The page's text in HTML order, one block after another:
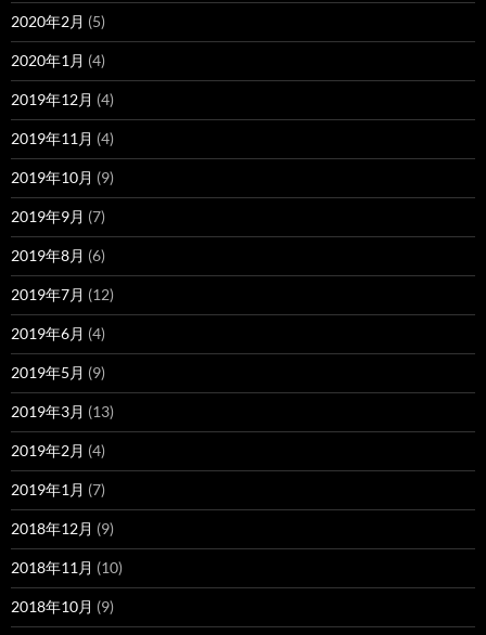
2020年2月 (5)
2020年1月 (4)
2019年12月 (4)
2019年11月 (4)
2019年10月 (9)
2019年9月 (7)
2019年8月 (6)
2019年7月 (12)
2019年6月 (4)
2019年5月 (9)
2019年3月 (13)
2019年2月 (4)
2019年1月 (7)
2018年12月 (9)
2018年11月 (10)
2018年10月 (9)